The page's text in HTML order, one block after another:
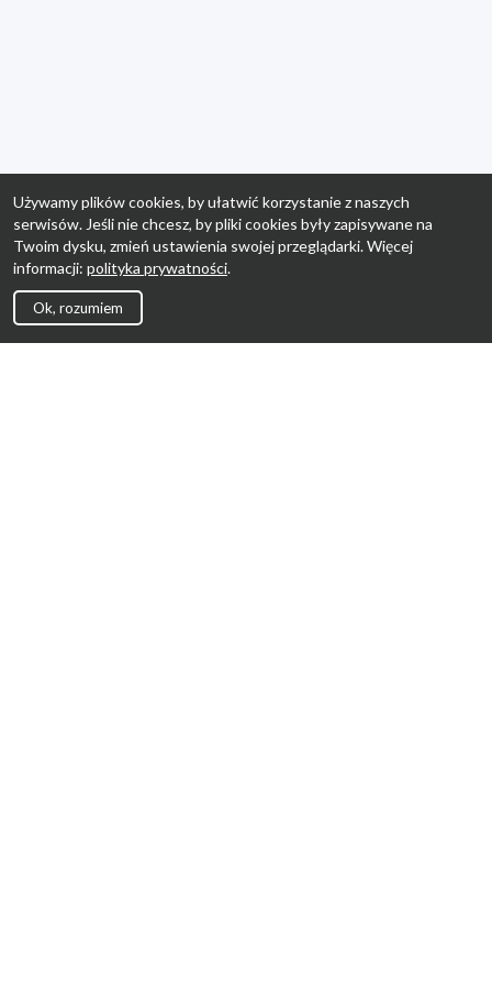
Używamy plików cookies, by ułatwić korzystanie z naszych
serwisów. Jeśli nie chcesz, by pliki cookies były zapisywane na
Twoim dysku, zmień ustawienia swojej przeglądarki. Więcej
informacji: polityka prywatności.
Ok, rozumiem